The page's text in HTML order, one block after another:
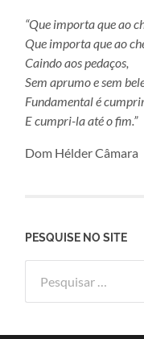
“Que importa que ao
Que importa que ao
Caindo aos pedaços,
Sem aprumo e sem
Fundamental é
E cumpri-la até o fim.”
Dom Hélder Câmara
PESQUISE NO SITE
por: